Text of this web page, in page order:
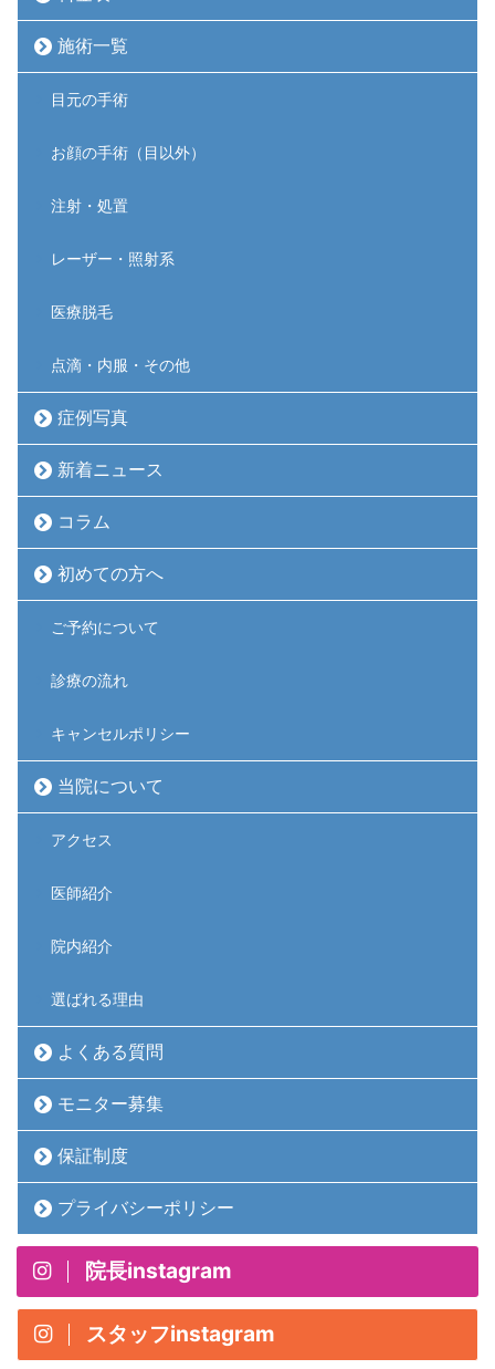
施術一覧
目元の手術
お顔の手術（目以外）
注射・処置
レーザー・照射系
医療脱毛
点滴・内服・その他
症例写真
新着ニュース
コラム
初めての方へ
ご予約について
診療の流れ
キャンセルポリシー
当院について
アクセス
医師紹介
院内紹介
選ばれる理由
よくある質問
モニター募集
保証制度
プライバシーポリシー
院長instagram
スタッフinstagram